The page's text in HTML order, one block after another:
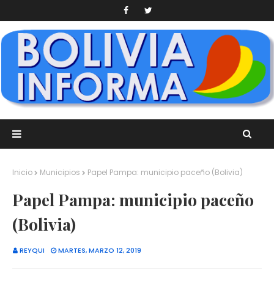
Inicio Municipios Papel Pampa: municipio paceño (Bolivia)
Papel Pampa: municipio paceño
(Bolivia)
REYQUI MARTES, MARZO 12, 2019